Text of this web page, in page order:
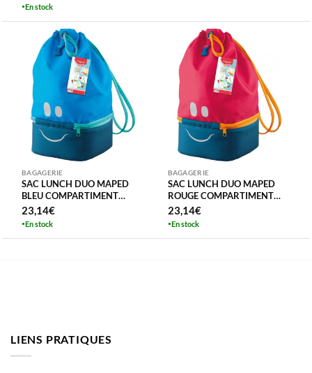
En stock
BAGAGERIE
SAC LUNCH DUO MAPED
BLEU COMPARTIMENT
ISOTHERMIQUE
23,14€
En stock
BAGAGERIE
SAC LUNCH DUO MAPED
ROUGE COMPARTIMENT
ISOTHERMIQUE
23,14€
En stock
LIENS PRATIQUES